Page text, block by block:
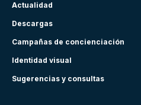
Actualidad
Descargas
Campañas de concienciación
Identidad visual
Sugerencias y consultas